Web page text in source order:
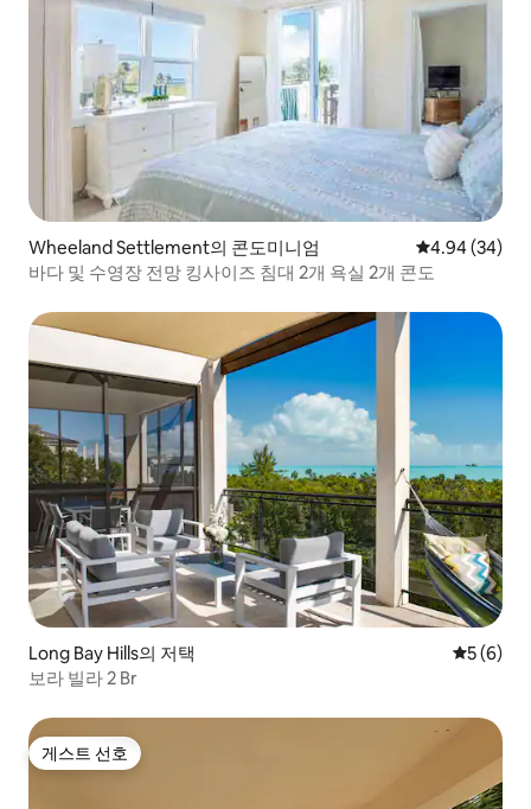
Wheeland Settlement의 콘도미니엄 평점 4.94점(5
4.94 (34)
바다 및 수영장 전망 킹사이즈 침대 2개 욕실 2개 콘도
Long Bay Hills의 저택 평점 5점
5 (6)
보라 빌라 2 Br
게스트 선호
게스트 선호